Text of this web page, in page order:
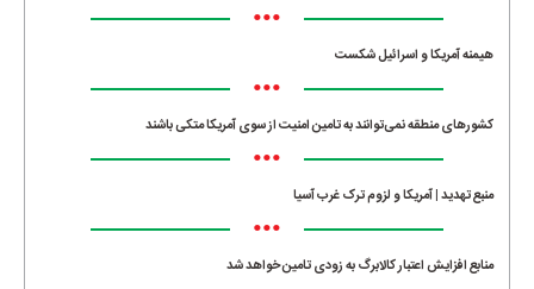
•••
هیمنه آمریکا و اسرائیل شکست
•••
کشورهای منطقه نمی‌توانند به تامین امنیت از سوی آمریکا متکی باشند
•••
منبع تهدید | آمریکا و لزوم ترک غرب آسیا
•••
منابع افزایش اعتبار کالابرگ به زودی تامین خواهد شد